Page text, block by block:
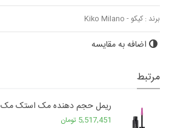
برند : کیکو - Kiko Milano
اضافه به مقایسه
مرتبط
ریمل حجم دهنده مک استک مک
5,517,451 تومان